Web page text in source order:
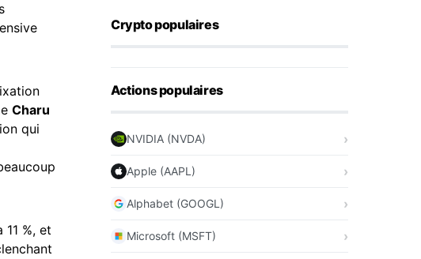
Charu
qui
%, et
Crypto populaires
Actions populaires
NVIDIA (NVDA)
Apple (AAPL)
Alphabet (GOOGL)
Microsoft (MSFT)